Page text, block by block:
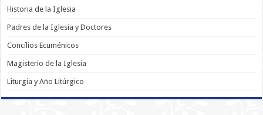
Historia de la Iglesia
Padres de la Iglesia y Doctores
Concílios Ecuménicos
Magisterio de la Iglesia
Liturgia y Año Litúrgico